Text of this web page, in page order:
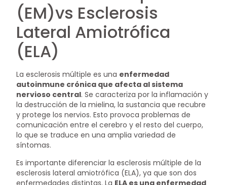
(EM)vs Esclerosis
Lateral Amiotrófica
(ELA)
La esclerosis múltiple es una enfermedad
autoinmune crónica que afecta al sistema
nervioso central. Se caracteriza por la inflamación y
la destrucción de la mielina, la sustancia que recubre
y protege los nervios. Esto provoca problemas de
comunicación entre el cerebro y el resto del cuerpo,
lo que se traduce en una amplia variedad de
síntomas.
Es importante diferenciar la esclerosis múltiple de la
esclerosis lateral amiotrófica (ELA), ya que son dos
enfermedades distintas. La ELA es una enfermedad